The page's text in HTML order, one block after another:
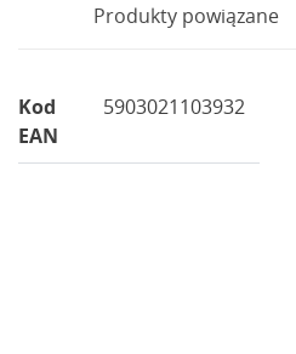
Produkty powiązane
Kod
EAN
5903021103932